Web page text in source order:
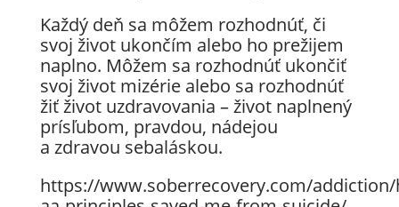
Každý deň sa môžem rozhodnúť, či
svoj život ukončím alebo ho prežijem
naplno. Môžem sa rozhodnúť ukončiť
svoj život mizérie alebo sa rozhodnúť
žiť život uzdravovania – život naplnený
prísľubom, pravdou, nádejou
a zdravou sebaláskou.
https://www.soberrecovery.com/